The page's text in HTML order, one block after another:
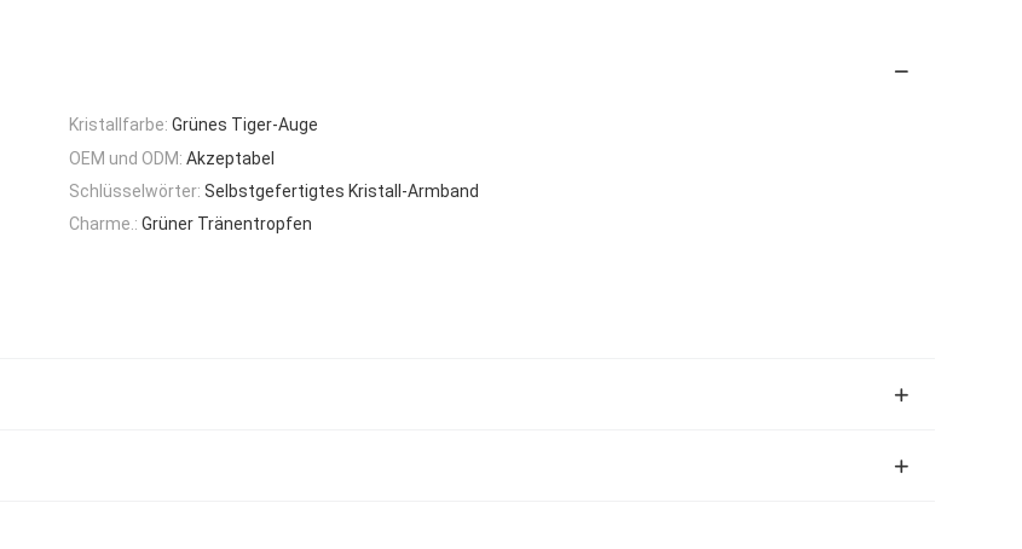
Kristallfarbe: Grünes Tiger-Auge
OEM und ODM: Akzeptabel
Schlüsselwörter: Selbstgefertigtes Kristall-Armband
Charme.: Grüner Tränentropfen